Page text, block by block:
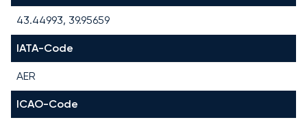
43.44993, 39.95659
IATA-Code
AER
ICAO-Code